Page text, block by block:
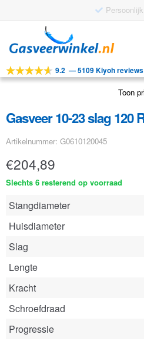
door
navigatie
naar
inhoud
Tools
Toepassingen
Klantenservice
FAQ
9.2 —5109 Kiyoh reviews
Toon
Gasveer 10-23 slag 120
Artikelnummer: G0610120045
€204,89
Slechts 6 resterend op voorraad
Stangdiameter
Huisdiameter
Slag
Lengte
Kracht
Schroefdraad
Progressie